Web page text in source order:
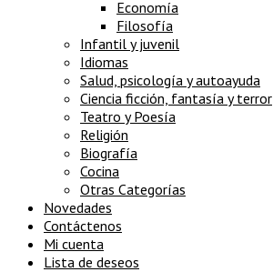
Economía
Filosofía
Infantil y juvenil
Idiomas
Salud, psicología y autoayuda
Ciencia ficción, fantasía y terror
Teatro y Poesía
Religión
Biografía
Cocina
Otras Categorías
Novedades
Contáctenos
Mi cuenta
Lista de deseos